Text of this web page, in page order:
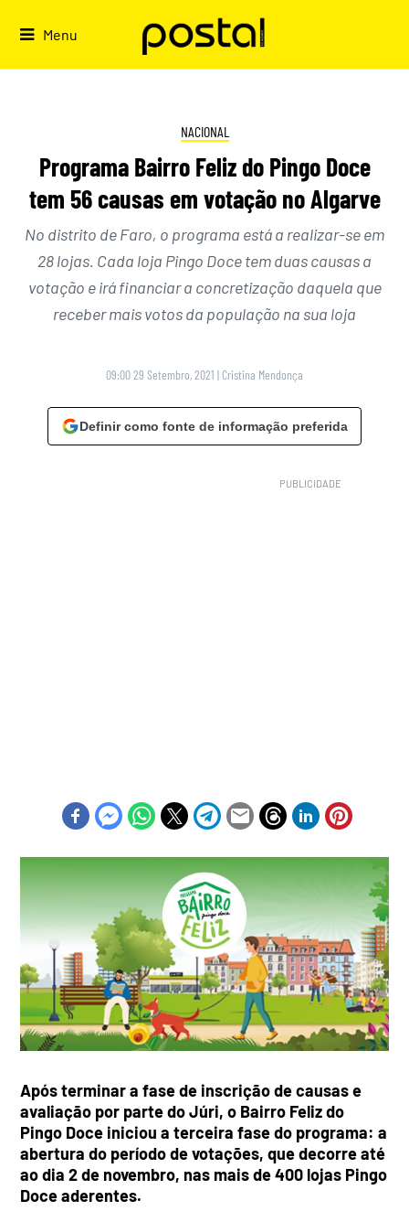
Menu
NACIONAL
Programa Bairro Feliz do Pingo Doce
tem 56 causas em votação no Algarve
No distrito de Faro, o programa está a realizar-se em
28 lojas. Cada loja Pingo Doce tem duas causas a
votação e irá financiar a concretização daquela que
receber mais votos da população na sua loja
09:00 29 Setembro, 2021 | Cristina Mendonça
Definir como fonte de informação preferida
Após terminar a fase de inscrição de causas e
avaliação por parte do Júri, o Bairro Feliz do
Pingo Doce iniciou a terceira fase do programa: a
abertura do período de votações, que decorre até
ao dia 2 de novembro, nas mais de 400 lojas Pingo
Doce aderentes.